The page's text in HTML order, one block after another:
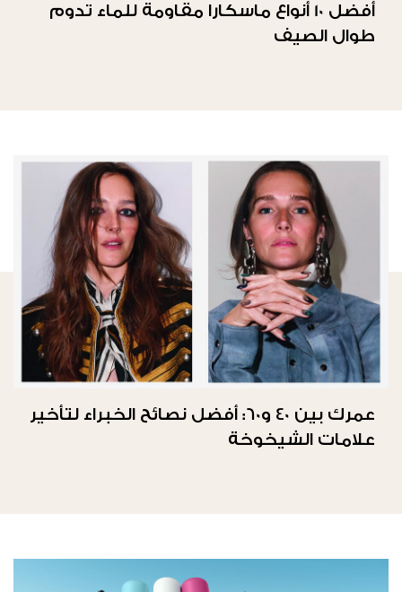
أفضل 10 أنواع ماسكارا مقاومة للماء تدوم
طوال الصيف
عمرك بين 40 و60: أفضل نصائح الخبراء لتأخير
علامات الشيخوخة